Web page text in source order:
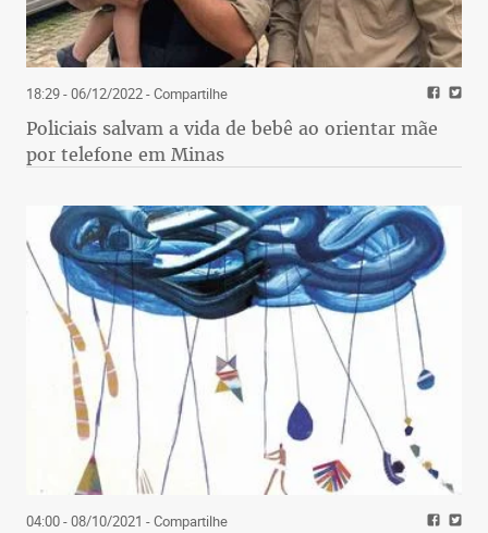
18:29 - 06/12/2022- Compartilhe
Policiais salvam a vida de bebê ao orientar mãe
por telefone em Minas
04:00 - 08/10/2021 - Compartilhe